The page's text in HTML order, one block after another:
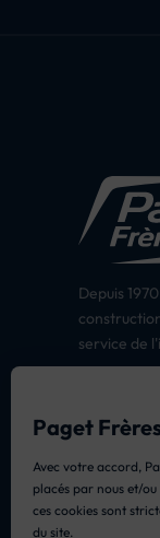
Paget
Avec votre accord,
placés par nous et/
ces cookies sont
du site.
Depuis
service de
18 Rue
03 84
Mer, Ven